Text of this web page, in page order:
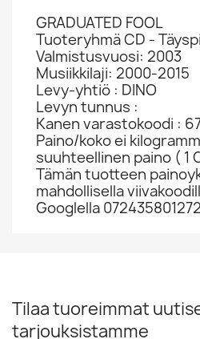
GRADUATED FOOL
Tuoteryhmä CD -
Valmistusvuosi: 2003
Musiikkilaji: 2000-2015
Levy-yhtiö : DINO
Levyn tunnus :
Kanen varastokoodi :
Paino/koko ei
suuhteellinen paino ( 1
Tämän tuotteen
mahdollisella
Googlella
Tilaa tuoreimmat
tarjouksistamme